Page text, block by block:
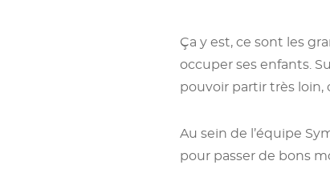
Ça y est, ce sont les
occuper ses enfants.
pouvoir partir très
Au sein de l’équipe
pour passer de bons